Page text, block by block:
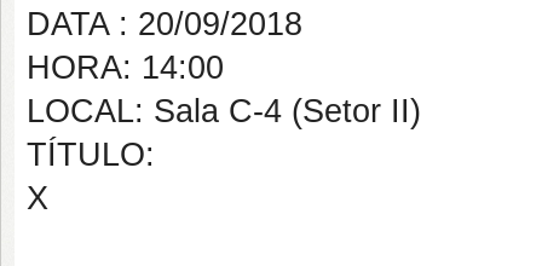
DATA : 20/09/2018
HORA: 14:00
LOCAL: Sala C-4 (Setor II)
TÍTULO:
X